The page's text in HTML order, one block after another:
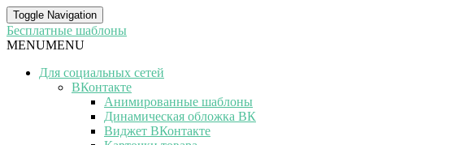
Toggle Navigation
Бесплатные шаблоны
MENUMENU
Для социальных сетей
ВКонтакте
Анимированные шаблоны
Динамическая обложка ВК
Виджет ВКонтакте